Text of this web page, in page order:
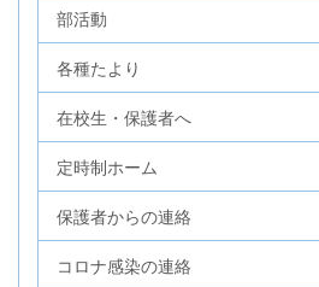
部活動
各種たより
在校生・保護者へ
定時制ホーム
保護者からの連絡
コロナ感染の連絡